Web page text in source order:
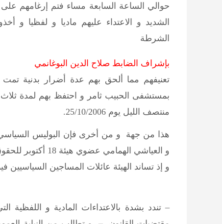
حوالي الساعة السابعة مساء فتم إرغامهم
الشديد و الاعتداء عليهم ماديا و لفظيا و
الشرطة
بإشراف الضابط صلاح الدين البوغانمي
تعنيفهم مما ألحق بهم عدة أضرار بدنية
بمستشفى الحبيب ثامر و احتفظ بهم لمدة
منتصف الليل يوم 25/10/2006.
هذا من جهة و من أخرى فإن البوليس السياسي
و العياشي الهمامي عضوي هيئة 18 أكتوبر للحقوق و الحريات.
و إذ تساند الهيئة عائلات المساجين
– تندد بشدة بالاعتداءات المادية و